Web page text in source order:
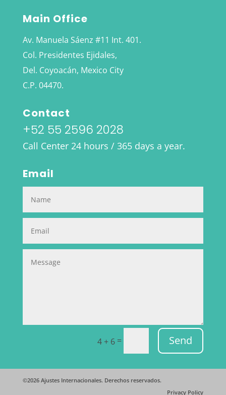
Main Office
Av. Manuela Sáenz #11 Int. 401.
Col. Presidentes Ejidales,
Del. Coyoacán, Mexico City
C.P. 04470.
Contact
+52 55 2596 2028
Call Center 24 hours / 365 days a year.
Email
4 + 6 = Send
©2026Ajustes Internacionales. Derechos reservados.
Privacy Policy